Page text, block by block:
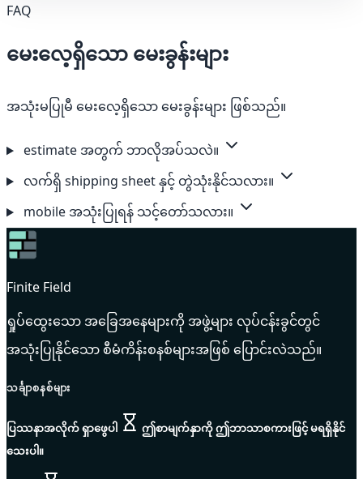
FAQ
မေးလေ့ရှိသော မေးခွန်းများ
အသုံးမပြုမီ မေးလေ့ရှိသော မေးခွန်းများ ဖြစ်သည်။
estimate အတွက် ဘာလိုအပ်သလဲ။
လက်ရှိ shipping sheet နှင့် တွဲသုံးနိုင်သလား။
mobile အသုံးပြုရန် သင့်တော်သလား။
Finite Field
ရှုပ်ထွေးသော အခြေအနေများကို အဖွဲ့များ လုပ်ငန်းခွင်တွင်
အသုံးပြုနိုင်သော စီမံကိန်းစနစ်များအဖြစ် ပြောင်းလဲသည်။
သင်္ချာစနစ်များ
ပြဿနာအလိုက် ရှာဖွေပါ
ဤစာမျက်နှာကို ဤဘာသာစကားဖြင့် မရရှိနိုင်
သေးပါ။